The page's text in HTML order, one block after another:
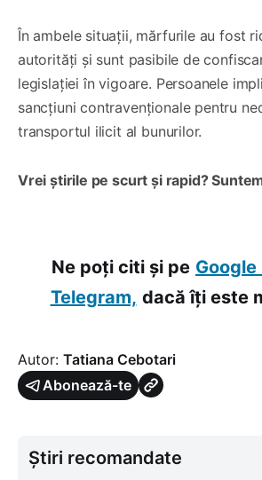
În ambele situații, mărfurile au fost
autorități și sunt pasibile de
legislației în vigoare. Persoanele
sancțiuni contravenționale pentru
transportul ilicit al bunurilor.
Vrei știrile pe scurt și rapid?
Ne poți citi și pe
Telegram, dacă îți este
Autor: Tatiana Cebotari
Abonează-te
Știri recomandate